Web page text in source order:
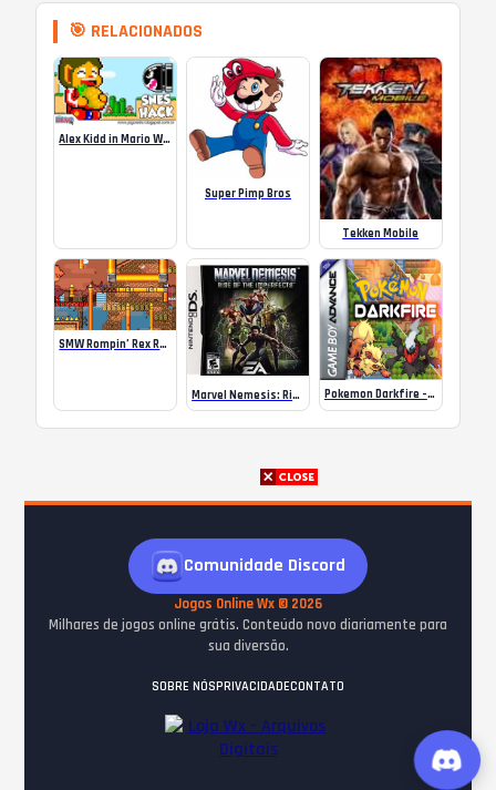
🎯 RELACIONADOS
Alex Kidd in Mario World no Super Nintendo
Super Pimp Bros
Tekken Mobile
SMW Rompin’ Rex Rally [1-4]
Marvel Nemesis: Rise of the Imperfects Pokemon Darkfire – GBA
Comunidade Discord
Jogos Online Wx © 2026
Milhares de jogos online grátis. Conteúdo novo diariamente para
sua diversão.
SOBRE NÓSPRIVACIDADECONTATO